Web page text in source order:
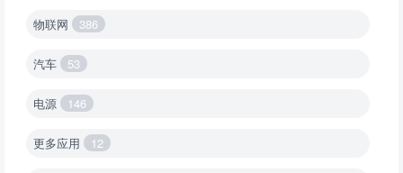
物联网 386
汽车 53
电源 146
更多应用 12